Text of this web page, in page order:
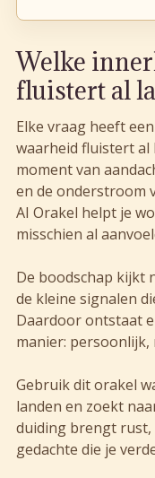
Welke
fluistert al
Elke vraag heeft
waarheid fluistert al
moment van
en de onderstroom
AI Orakel helpt je
misschien al
De boodschap kijkt
de kleine signalen
Daardoor ontstaat
manier: persoonlijk,
Gebruik dit orakel
landen en zoekt
duiding brengt rust,
gedachte die je